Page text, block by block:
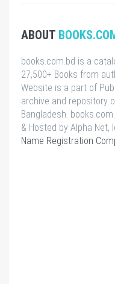
ABOUT
books.com.bd is a
27,500+ Books from
Website is a part of
archive and repository
Bangladesh.
& Hosted by Alpha Net,
Name Registration